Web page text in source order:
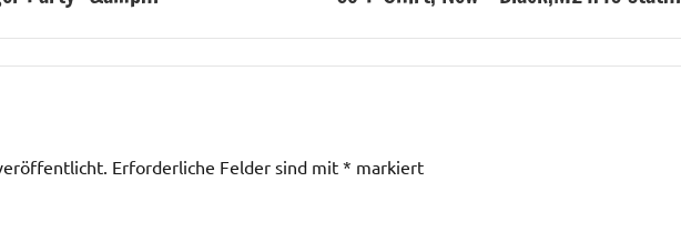
Erforderliche Felder sind mit * markiert